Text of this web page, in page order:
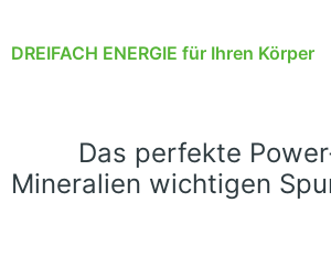
DREIFACH ENERGIE für Ihren Körper
Das perfekte
Mineralien wichtigen